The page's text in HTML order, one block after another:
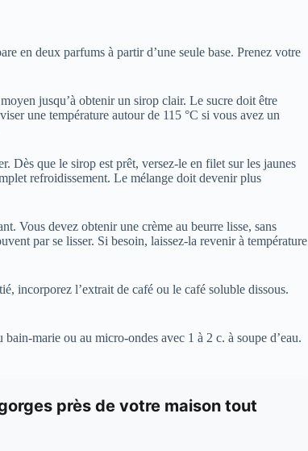
en deux parfums à partir d’une seule base. Prenez votre
jusqu’à obtenir un sirop clair. Le sucre doit être
une température autour de 115 °C si vous avez un
Dès que le sirop est prêt, versez-le en filet sur les jaunes
refroidissement. Le mélange doit devenir plus
Vous devez obtenir une crème au beurre lisse, sans
par se lisser. Si besoin, laissez-la revenir à température
incorporez l’extrait de café ou le café soluble dissous.
marie ou au micro-ondes avec 1 à 2 c. à soupe d’eau.
près de votre maison tout